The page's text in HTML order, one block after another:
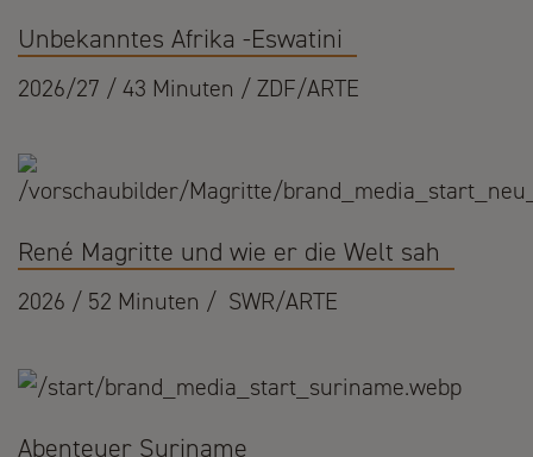
Unbekanntes Afrika -Eswatini
2026/27 / 43 Minuten / ZDF/ARTE
René Magritte und wie er die Welt sah
2026 / 52 Minuten / SWR/ARTE
Abenteuer Suriname